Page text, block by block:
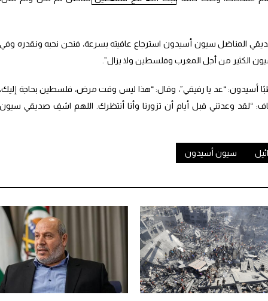
المناضل سيون أسيدون استرجاع عافيته بسرعة، فنحن نحبه ونقدره وفي
الكثير من أجل المغرب وفلسطين ولا يزال”.
أسيدون: “عد يا رفيقي”، وقال: “هذا ليس وقت مرض، فلسطين بحاجة إليك،
“لقد وعدتني قبل أيام أن تزورنا وأنا أنتظرك. اللهم اشفِ صديقي سيون
سيون أسيدون